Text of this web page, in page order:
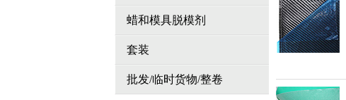
蜡和模具脱模剂
套装
批发/临时货物/整卷